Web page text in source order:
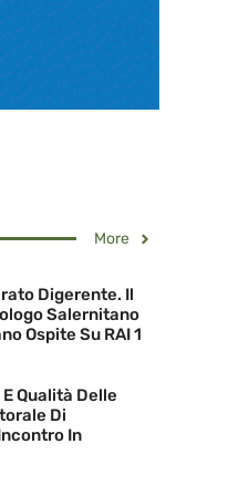
More
Digerente. Il
Salernitano
Ospite Su RAI 1
Qualità Delle
Di
In